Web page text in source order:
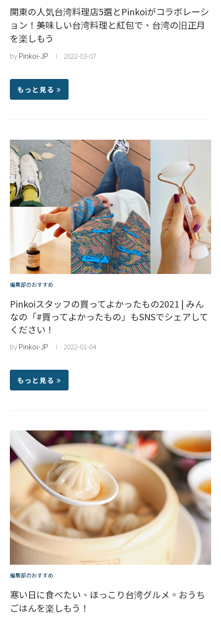
関東の人気台湾料理店5選とPinkoiがコラボレーシ
ョン！美味しい台湾料理と紅包で、台湾の旧正月
を楽しもう
by Pinkoi-JP 2022-03-07
もっと見る
編集部のおすすめ
Pinkoiスタッフの買ってよかったもの2021 | みん
なの「#買ってよかったもの」もSNSでシェアして
ください！
by Pinkoi-JP 2022-01-04
もっと見る
編集部のおすすめ
寒い日に食べたい、ほっこり台湾グルメ。おうち
ごはんを楽しもう！